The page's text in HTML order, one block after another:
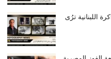
اللبنانية ترُى